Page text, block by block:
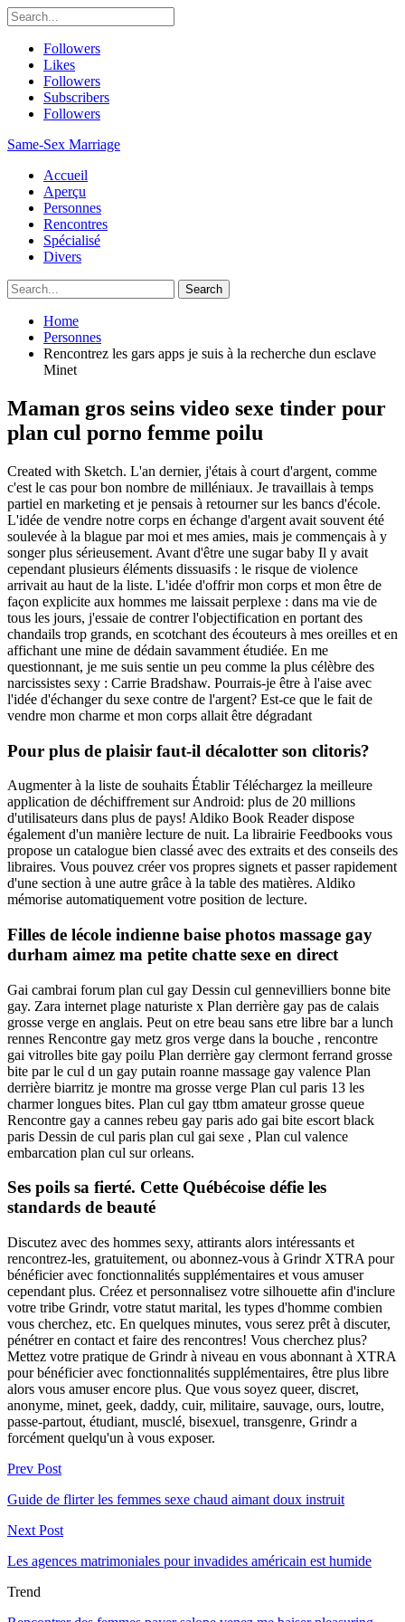
Followers
Likes
Followers
Subscribers
Followers
Same-Sex Marriage
Accueil
Aperçu
Personnes
Rencontres
Spécialisé
Divers
Home
Personnes
Rencontrez les gars apps je suis à la recherche dun esclave
Minet
Maman gros seins video sexe tinder pour
plan cul porno femme poilu
Created with Sketch. L'an dernier, j'étais à court d'argent, comme
c'est le cas pour bon nombre de milléniaux. Je travaillais à temps
partiel en marketing et je pensais à retourner sur les bancs d'école.
L'idée de vendre notre corps en échange d'argent avait souvent été
soulevée à la blague par moi et mes amies, mais je commençais à y
songer plus sérieusement. Avant d'être une sugar baby Il y avait
cependant plusieurs éléments dissuasifs : le risque de violence
arrivait au haut de la liste. L'idée d'offrir mon corps et mon être de
façon explicite aux hommes me laissait perplexe : dans ma vie de
tous les jours, j'essaie de contrer l'objectification en portant des
chandails trop grands, en scotchant des écouteurs à mes oreilles et en
affichant une mine de dédain savamment étudiée. En me
questionnant, je me suis sentie un peu comme la plus célèbre des
narcissistes sexy : Carrie Bradshaw. Pourrais-je être à l'aise avec
l'idée d'échanger du sexe contre de l'argent? Est-ce que le fait de
vendre mon charme et mon corps allait être dégradant
Pour plus de plaisir faut-il décalotter son clitoris?
Augmenter à la liste de souhaits Établir Téléchargez la meilleure
application de déchiffrement sur Android: plus de 20 millions
d'utilisateurs dans plus de pays! Aldiko Book Reader dispose
également d'un manière lecture de nuit. La librairie Feedbooks vous
propose un catalogue bien classé avec des extraits et des conseils des
libraires. Vous pouvez créer vos propres signets et passer rapidement
d'une section à une autre grâce à la table des matières. Aldiko
mémorise automatiquement votre position de lecture.
Filles de lécole indienne baise photos massage gay
durham aimez ma petite chatte sexe en direct
Gai cambrai forum plan cul gay Dessin cul gennevilliers bonne bite
gay. Zara internet plage naturiste x Plan derrière gay pas de calais
grosse verge en anglais. Peut on etre beau sans etre libre bar a lunch
rennes Rencontre gay metz gros verge dans la bouche , rencontre
gai vitrolles bite gay poilu Plan derrière gay clermont ferrand grosse
bite par le cul d un gay putain roanne massage gay valence Plan
derrière biarritz je montre ma grosse verge Plan cul paris 13 les
charmer longues bites. Plan cul gay ttbm amateur grosse queue
Rencontre gay a cannes rebeu gay paris ado gai bite escort black
paris Dessin de cul paris plan cul gai sexe , Plan cul valence
embarcation plan cul sur orleans.
Ses poils sa fierté. Cette Québécoise défie les
standards de beauté
Discutez avec des hommes sexy, attirants alors intéressants et
rencontrez-les, gratuitement, ou abonnez-vous à Grindr XTRA pour
bénéficier avec fonctionnalités supplémentaires et vous amuser
cependant plus. Créez et personnalisez votre silhouette afin d'inclure
votre tribe Grindr, votre statut marital, les types d'homme combien
vous cherchez, etc. En quelques minutes, vous serez prêt à discuter,
pénétrer en contact et faire des rencontres! Vous cherchez plus?
Mettez votre pratique de Grindr à niveau en vous abonnant à XTRA
pour bénéficier avec fonctionnalités supplémentaires, être plus libre
alors vous amuser encore plus. Que vous soyez queer, discret,
anonyme, minet, geek, daddy, cuir, militaire, sauvage, ours, loutre,
passe-partout, étudiant, musclé, bisexuel, transgenre, Grindr a
forcément quelqu'un à vous exposer.
Prev Post
Guide de flirter les femmes sexe chaud aimant doux instruit
Next Post
Les agences matrimoniales pour invadides américain est humide
Trend